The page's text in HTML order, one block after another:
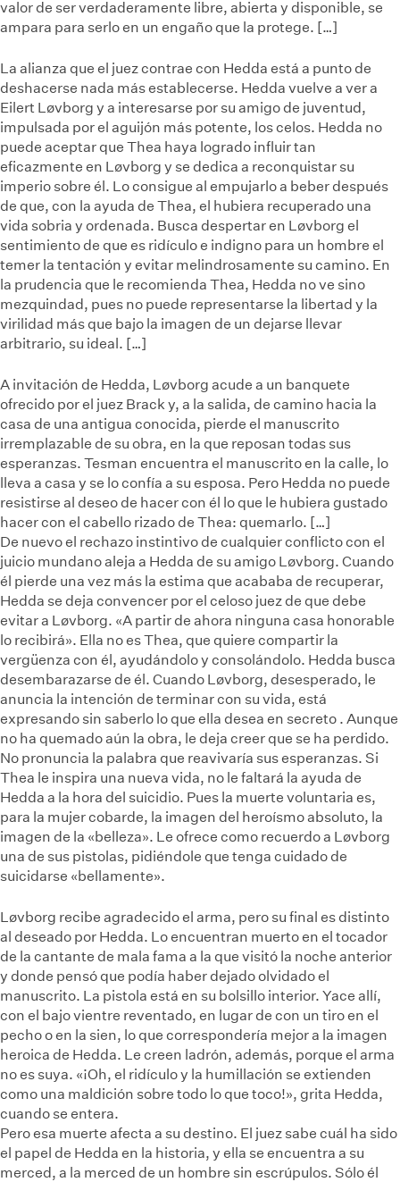
valor de ser verdaderamente libre, abierta y disponible, se
ampara para serlo en un engaño que la protege. […]
La alianza que el juez contrae con Hedda está a punto de
deshacerse nada más establecerse. Hedda vuelve a ver a
Eilert Løvborg y a interesarse por su amigo de juventud,
impulsada por el aguijón más potente, los celos. Hedda no
puede aceptar que Thea haya logrado influir tan
eficazmente en Løvborg y se dedica a reconquistar su
imperio sobre él. Lo consigue al empujarlo a beber después
de que, con la ayuda de Thea, el hubiera recuperado una
vida sobria y ordenada. Busca despertar en Løvborg el
sentimiento de que es ridículo e indigno para un hombre el
temer la tentación y evitar melindrosamente su camino. En
la prudencia que le recomienda Thea, Hedda no ve sino
mezquindad, pues no puede representarse la libertad y la
virilidad más que bajo la imagen de un dejarse llevar
arbitrario, su ideal. […]
A invitación de Hedda, Løvborg acude a un banquete
ofrecido por el juez Brack y, a la salida, de camino hacia la
casa de una antigua conocida, pierde el manuscrito
irremplazable de su obra, en la que reposan todas sus
esperanzas. Tesman encuentra el manuscrito en la calle, lo
lleva a casa y se lo confía a su esposa. Pero Hedda no puede
resistirse al deseo de hacer con él lo que le hubiera gustado
hacer con el cabello rizado de Thea: quemarlo. […]
De nuevo el rechazo instintivo de cualquier conflicto con el
juicio mundano aleja a Hedda de su amigo Løvborg. Cuando
él pierde una vez más la estima que acababa de recuperar,
Hedda se deja convencer por el celoso juez de que debe
evitar a Løvborg. «A partir de ahora ninguna casa honorable
lo recibirá». Ella no es Thea, que quiere compartir la
vergüenza con él, ayudándolo y consolándolo. Hedda busca
desembarazarse de él. Cuando Løvborg, desesperado, le
anuncia la intención de terminar con su vida, está
expresando sin saberlo lo que ella desea en secreto . Aunque
no ha quemado aún la obra, le deja creer que se ha perdido.
No pronuncia la palabra que reavivaría sus esperanzas. Si
Thea le inspira una nueva vida, no le faltará la ayuda de
Hedda a la hora del suicidio. Pues la muerte voluntaria es,
para la mujer cobarde, la imagen del heroísmo absoluto, la
imagen de la «belleza». Le ofrece como recuerdo a Løvborg
una de sus pistolas, pidiéndole que tenga cuidado de
suicidarse «bellamente».
Løvborg recibe agradecido el arma, pero su final es distinto
al deseado por Hedda. Lo encuentran muerto en el tocador
de la cantante de mala fama a la que visitó la noche anterior
y donde pensó que podía haber dejado olvidado el
manuscrito. La pistola está en su bolsillo interior. Yace allí,
con el bajo vientre reventado, en lugar de con un tiro en el
pecho o en la sien, lo que correspondería mejor a la imagen
heroica de Hedda. Le creen ladrón, además, porque el arma
no es suya. «¡Oh, el ridículo y la humillación se extienden
como una maldición sobre todo lo que toco!», grita Hedda,
cuando se entera.
Pero esa muerte afecta a su destino. El juez sabe cuál ha sido
el papel de Hedda en la historia, y ella se encuentra a su
merced, a la merced de un hombre sin escrúpulos. Sólo él